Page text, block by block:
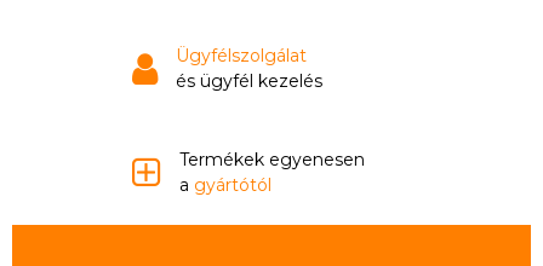
Ügyfélszolgálat
és ügyfél kezelés
Termékek egyenesen
a gyártótól